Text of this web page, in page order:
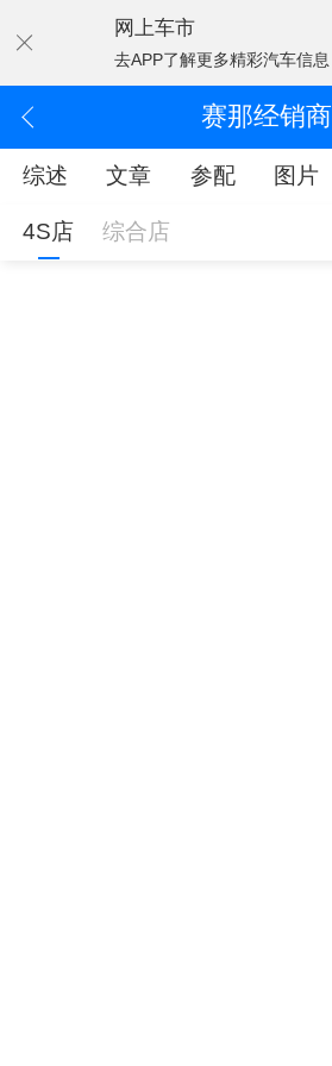
网上车市
去APP了解更多精彩汽车信息
赛那经销商
综述 文章 参配 图片
4S店 综合店